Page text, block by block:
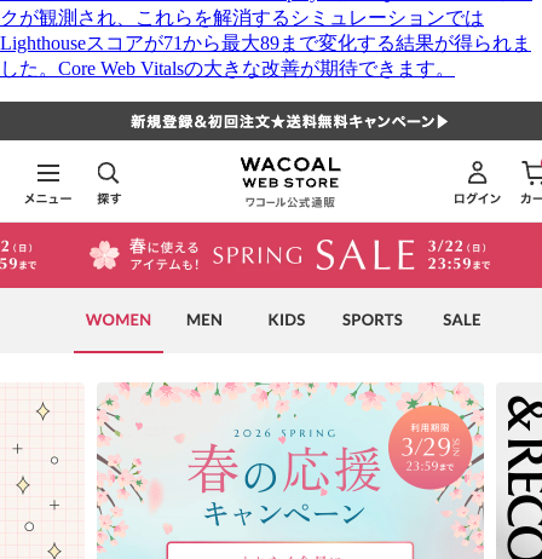
クが観測され、これらを解消するシミュレーションでは
Lighthouseスコアが71から最大89まで変化する結果が得られま
した。Core Web Vitalsの大きな改善が期待できます。